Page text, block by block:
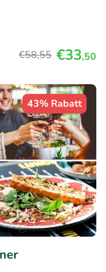
€58,55 €33,50
43% Rabatt